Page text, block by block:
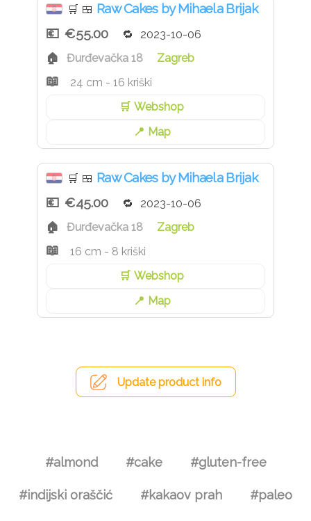
Dostupno tijekom cijele godine.
🛒 🍱 Raw Cakes by Mihaela Brijak
€55.00
2023-10-06
Đurđevačka 18
Zagreb
24 cm - 16 kriški
Webshop
Map
🛒 🍱 Raw Cakes by Mihaela Brijak
€45.00
2023-10-06
Đurđevačka 18
Zagreb
16 cm - 8 kriški
Webshop
Map
Update product info
#almond #cake #gluten-free
#indijski oraščić #kakaov prah #paleo